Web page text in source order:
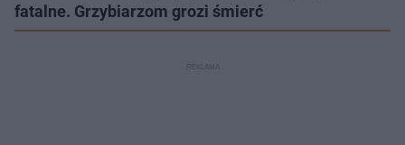
fatalne. Grzybiarzom grozi śmierć